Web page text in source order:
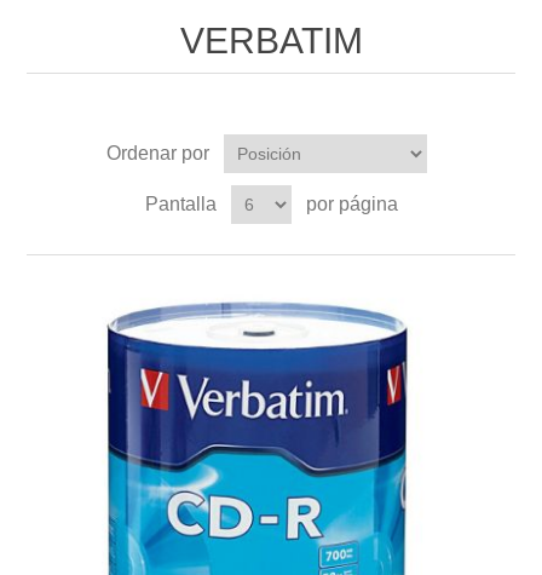
VERBATIM
Ordenar por
Pantalla por página